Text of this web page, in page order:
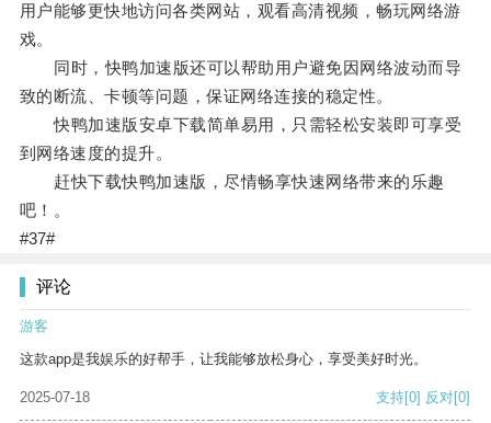
用户能够更快地访问各类网站，观看高清视频，畅玩网络游
戏。
同时，快鸭加速版还可以帮助用户避免因网络波动而导
致的断流、卡顿等问题，保证网络连接的稳定性。
快鸭加速版安卓下载简单易用，只需轻松安装即可享受
到网络速度的提升。
赶快下载快鸭加速版，尽情畅享快速网络带来的乐趣
吧！。
#37#
评论
游客
这款app是我娱乐的好帮手，让我能够放松身心，享受美好时光。
2025-07-18 支持[0] 反对[0]